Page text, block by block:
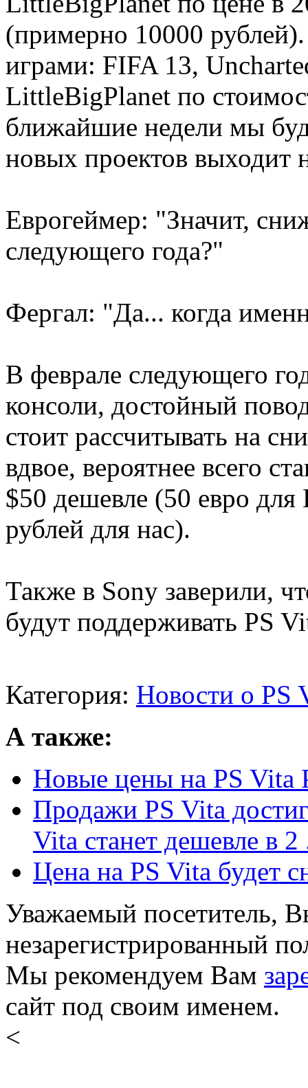
(примерно 10000
играми: FIFA 13,
LittleBigPlanet по
ближайшие недели мы
новых проектов выходит
Еврогеймер: "Значит,
следующего года?"
Фергал: "Да... когда
В феврале следующего
консоли, достойный
стоит рассчитывать на
вдвое, вероятнее всего
$50 дешевле (50 евро
рублей для нас).
Также в Sony заверили,
будут поддерживать PS
Категория: Новости о PS
А также:
Новые цены на PS Vita
Продажи PS Vita
Vita станет дешевле в 2
Цена на PS Vita будет
Уважаемый посетитель,
незарегистрированный
Мы рекомендуем Вам
сайт под своим именем.
<